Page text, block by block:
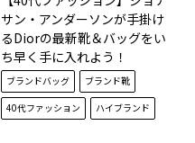
サン・アンダーソンが手掛け
るDiorの最新靴＆バッグをい
ち早く手に入れよう！
ブランドバッグ
ブランド靴
40代ファッション
ハイブランド